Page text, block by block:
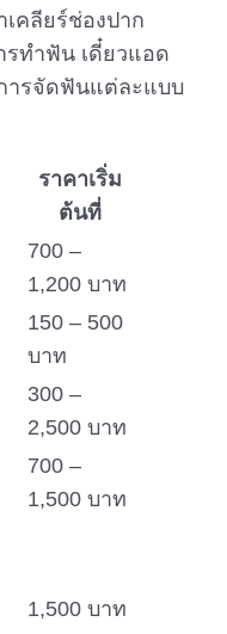
คลียร์ช่องปาก
ทำฟัน เดี๋ยวแอด
ารจัดฟันแต่ละแบบ
ราคาเริ่ม
ต้นที่
700 –
1,200 บาท
150 – 500
บาท
300 –
2,500 บาท
700 –
1,500 บาท
1,500 บาท